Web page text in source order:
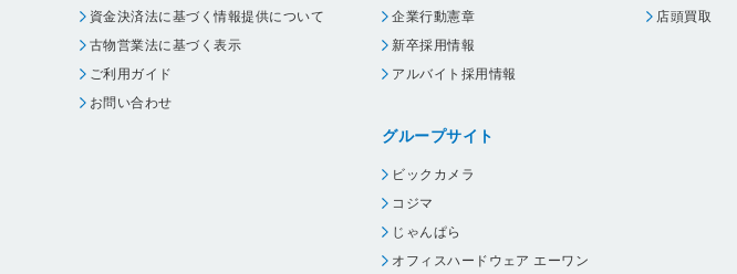
資金決済法に基づく情報提供について
古物営業法に基づく表示
ご利用ガイド
お問い合わせ
企業行動憲章
新卒採用情報
アルバイト採用情報
グループサイト
ビックカメラ
コジマ
じゃんぱら
オフィスハードウェア エーワン
店頭買取